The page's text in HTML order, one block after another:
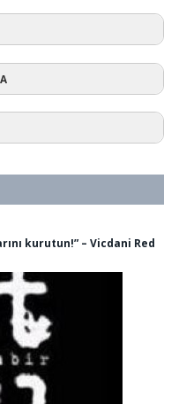
kurutun!” – Vicdani Red